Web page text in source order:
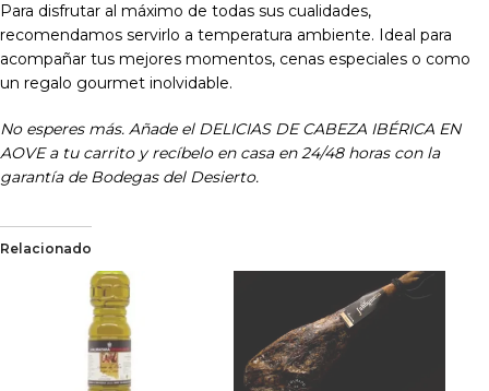
Para disfrutar al máximo de todas sus cualidades,
recomendamos servirlo a temperatura ambiente. Ideal para
acompañar tus mejores momentos, cenas especiales o como
un regalo gourmet inolvidable.
No esperes más. Añade el DELICIAS DE CABEZA IBÉRICA EN
AOVE a tu carrito y recíbelo en casa en 24/48 horas con la
garantía de Bodegas del Desierto.
Relacionado